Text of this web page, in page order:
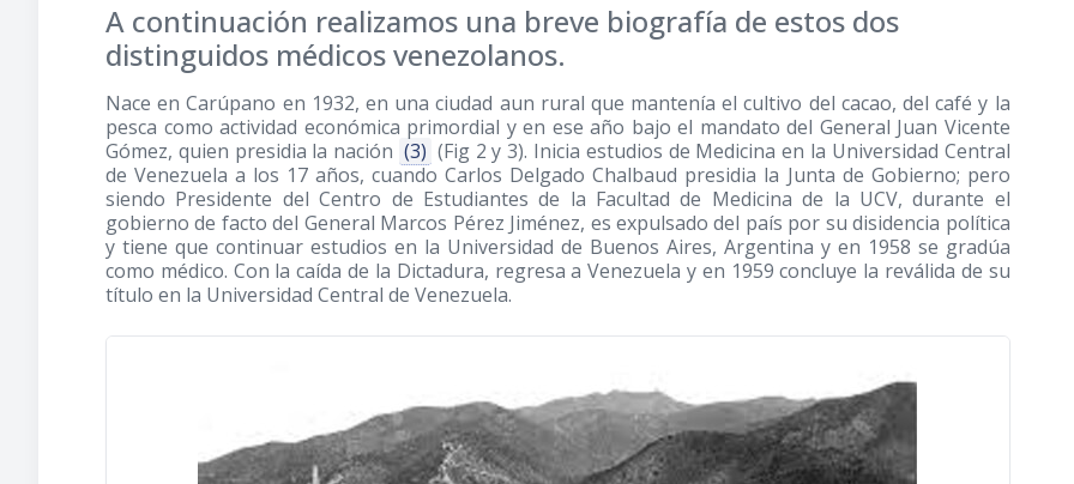
A continuación realizamos una breve biografía de estos dos
distinguidos médicos venezolanos.
Nace en Carúpano en 1932, en una ciudad aun rural que mantenía el cultivo del cacao, del café y la
pesca como actividad económica primordial y en ese año bajo el mandato del General Juan Vicente
Gómez, quien presidia la nación (3) (Fig 2 y 3). Inicia estudios de Medicina en la Universidad Central
de Venezuela a los 17 años, cuando Carlos Delgado Chalbaud presidia la Junta de Gobierno; pero
siendo Presidente del Centro de Estudiantes de la Facultad de Medicina de la UCV, durante el
gobierno de facto del General Marcos Pérez Jiménez, es expulsado del país por su disidencia política
y tiene que continuar estudios en la Universidad de Buenos Aires, Argentina y en 1958 se gradúa
como médico. Con la caída de la Dictadura, regresa a Venezuela y en 1959 concluye la reválida de su
título en la Universidad Central de Venezuela.